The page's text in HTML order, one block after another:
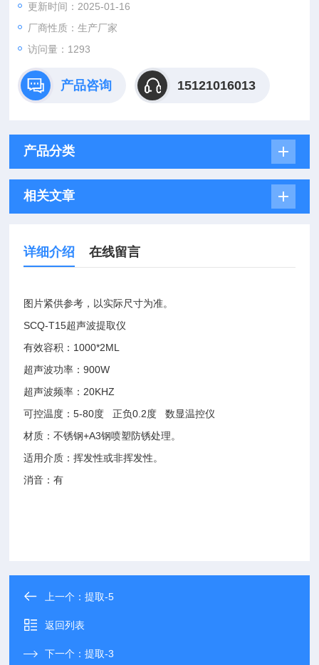
更新时间：2025-01-16
厂商性质：生产厂家
访问量：1293
产品咨询 15121016013
产品分类
相关文章
详细介绍 在线留言
图片紧供参考，以实际尺寸为准。
SCQ-T15超声波提取仪
有效容积：1000*2ML
超声波功率：900W
超声波频率：20KHZ
可控温度：5-80度 正负0.2度 数显温控仪
材质：不锈钢+A3钢喷塑防锈处理。
适用介质：挥发性或非挥发性。
消音：有
上一个：提取-5
返回列表
下一个：提取-3